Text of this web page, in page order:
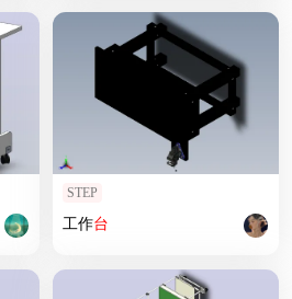
STEP
工作台